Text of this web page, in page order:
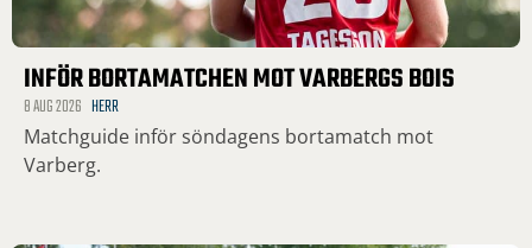
INFÖR BORTAMATCHEN MOT VARBERGS BOIS
8 AUG 2026 HERR
Matchguide inför söndagens bortamatch mot
Varberg.